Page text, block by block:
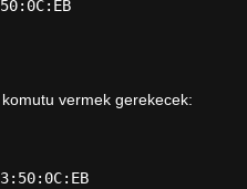
vermek gerekecek: